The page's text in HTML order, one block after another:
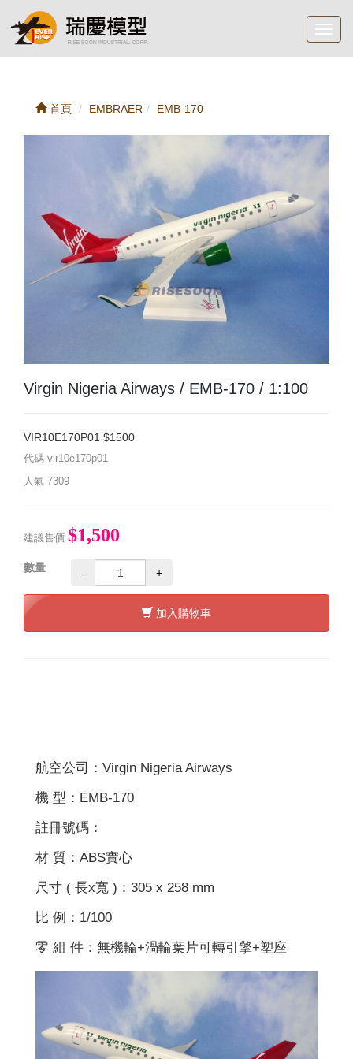
首頁 EMBRAER EMB-170
Virgin Nigeria Airways / EMB-170 / 1:100
VIR10E170P01 $1500
代碼 vir10e170p01
人氣 7309
建議售價 $1,500
數量 - +
加入購物車
航空公司：Virgin Nigeria Airways
機 型：EMB-170
註冊號碼：
材 質：ABS實心
尺寸 ( 長x寬 )：305 x 258 mm
比 例：1/100
零 組 件：無機輪+渦輪葉片可轉引擎+塑座